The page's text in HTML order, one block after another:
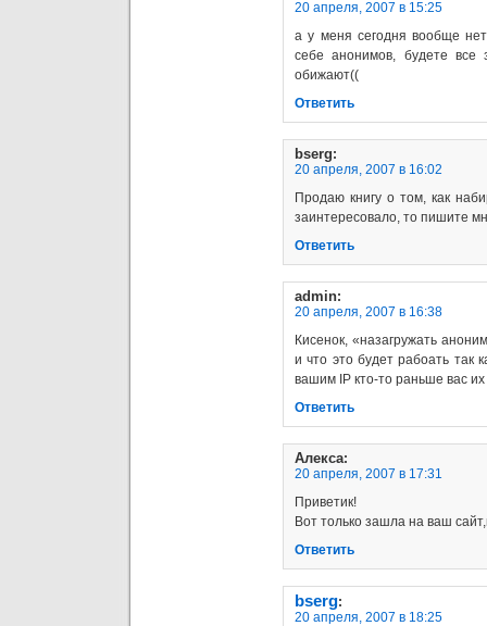
20 апреля, 2007 в 15:25
а у меня сегодня вообще
себе анонимов, будете
обижают((
Ответить
bserg:
20 апреля, 2007 в 16:02
Продаю книгу о том, как
заинтересовало, то пишите
Ответить
admin:
20 апреля, 2007 в 16:38
Кисенок, «назагружать
и что это будет рабоать так
вашим IP кто-то раньше вас
Ответить
Алекса:
20 апреля, 2007 в 17:31
Приветик!
Вот только зашла на ваш
Ответить
bserg:
20 апреля, 2007 в 18:25